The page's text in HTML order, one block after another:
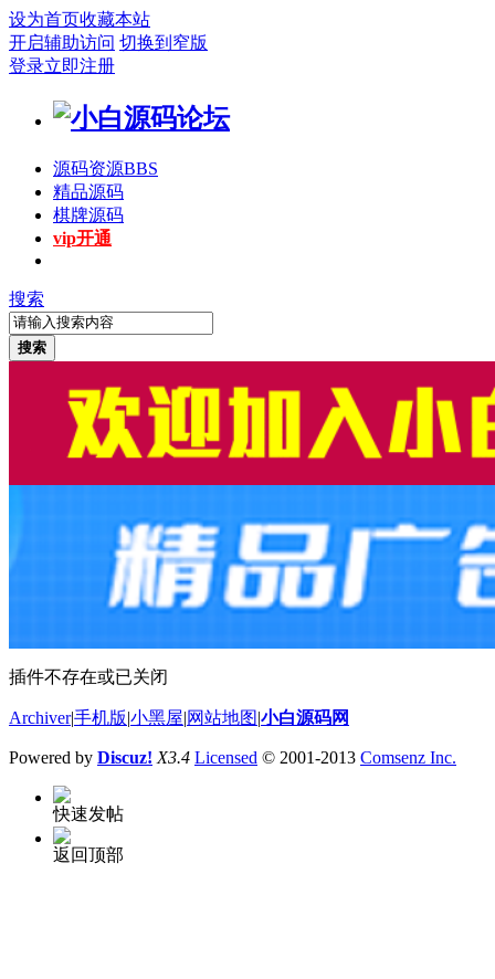
设为首页收藏本站
开启辅助访问 切换到窄版
登录立即注册
源码资源BBS
精品源码
棋牌源码
vip开通
搜索
搜索
插件不存在或已关闭
Archiver|手机版 小黑屋 网站地图 小白源码网
Powered by Discuz! X3.4 Licensed © 2001-2013 Comsenz Inc.
快速发帖
返回顶部